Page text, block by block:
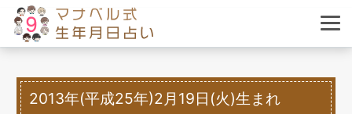
2013年(平成25年)2月19日(火)生まれ